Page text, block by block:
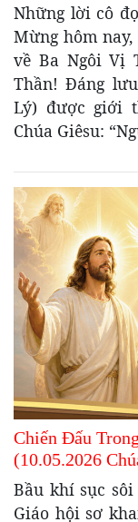
Những lời cô
Mừng hôm nay,
về Ba Ngôi Vị
Thần! Đáng
Lý) được giới
Chúa Giêsu:
Chiến Đấu
(10.05.2026
Bầu khí sục
Giáo hội sơ